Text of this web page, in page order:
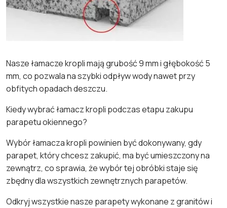
Nasze łamacze kropli mają grubość 9 mm i głębokość 5
mm, co pozwala na szybki odpływ wody nawet przy
obfitych opadach deszczu.
Kiedy wybrać łamacz kropli podczas etapu zakupu
parapetu okiennego?
Wybór łamacza kropli powinien być dokonywany, gdy
parapet, który chcesz zakupić, ma być umieszczony na
zewnątrz, co sprawia, że ​​wybór tej obróbki staje się
zbędny dla wszystkich zewnętrznych parapetów.
Odkryj wszystkie nasze parapety wykonane z granitów i